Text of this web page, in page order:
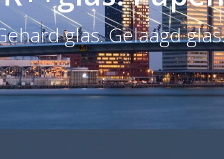
glas. Gelaagd